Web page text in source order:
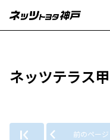
ネッツテラス
前のページ